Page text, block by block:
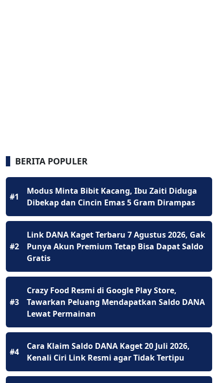
BERITA POPULER
#1
Modus Minta Bibit Kacang, Ibu Zaiti Diduga
Dibekap dan Cincin Emas 5 Gram Dirampas
#2
Link DANA Kaget Terbaru 7 Agustus 2026, Gak
Punya Akun Premium Tetap Bisa Dapat Saldo
Gratis
#3
Crazy Food Resmi di Google Play Store,
Tawarkan Peluang Mendapatkan Saldo DANA
Lewat Permainan
#4
Cara Klaim Saldo DANA Kaget 20 Juli 2026,
Kenali Ciri Link Resmi agar Tidak Tertipu